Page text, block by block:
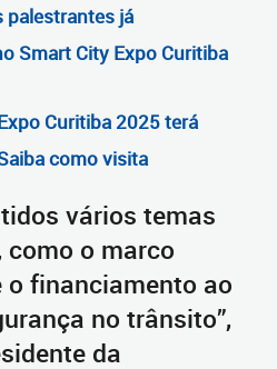
palestrantes já
Smart City Expo Curitiba
Curitiba 2025 terá
como visita
vários temas
o marco
o financiamento ao
no trânsito”,
da